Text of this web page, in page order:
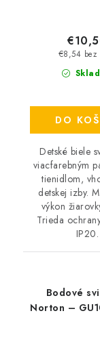
€8,54 bez
DO
Detské biele
viacfarebným
tienidlom,
detskej izby.
výkon
Trieda
IP20.
Bodové
Norton –